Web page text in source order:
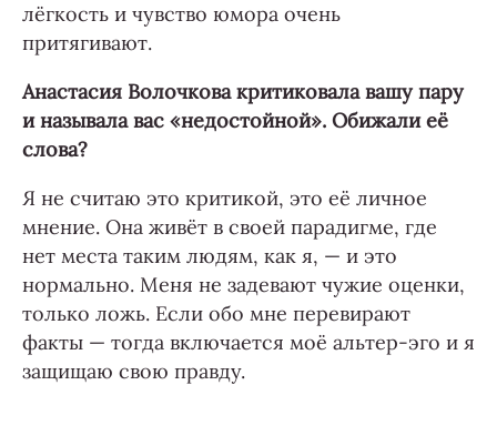
лёгкость и чувство юмора очень
притягивают.
Анастасия Волочкова критиковала вашу пару
и называла вас «недостойной». Обижали её
слова?
Я не считаю это критикой, это её личное
мнение. Она живёт в своей парадигме, где
нет места таким людям, как я, — и это
нормально. Меня не задевают чужие оценки,
только ложь. Если обо мне перевирают
факты — тогда включается моё альтер-эго и я
защищаю свою правду.